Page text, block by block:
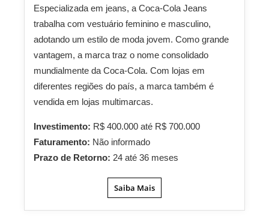
Especializada em jeans, a Coca-Cola Jeans
trabalha com vestuário feminino e masculino,
adotando um estilo de moda jovem. Como grande
vantagem, a marca traz o nome consolidado
mundialmente da Coca-Cola. Com lojas em
diferentes regiões do país, a marca também é
vendida em lojas multimarcas.
Investimento: R$ 400.000 até R$ 700.000
Faturamento: Não informado
Prazo de Retorno: 24 até 36 meses
Saiba Mais